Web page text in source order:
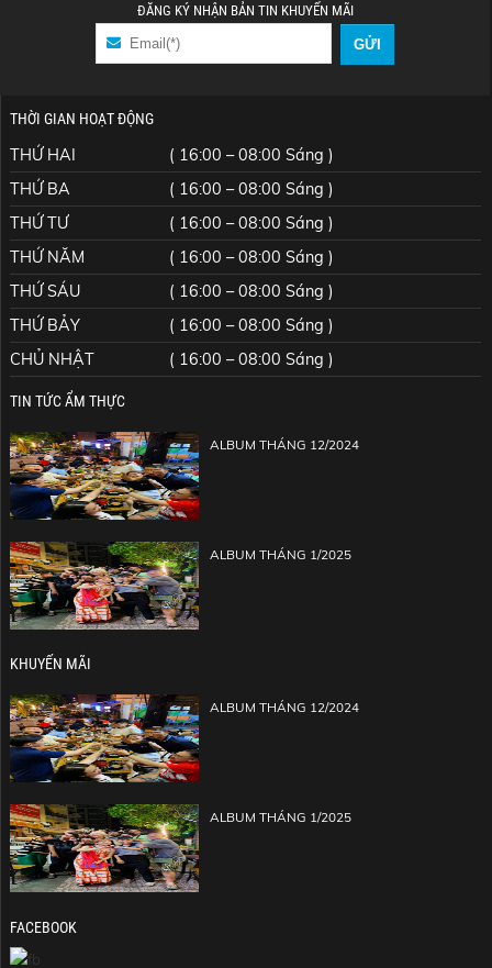
ĐĂNG KÝ NHẬN BẢN TIN KHUYẾN MÃI
THỜI GIAN HOẠT ĐỘNG
THỨ HAI
( 16:00 – 08:00 Sáng )
THỨ BA
( 16:00 – 08:00 Sáng )
THỨ TƯ
( 16:00 – 08:00 Sáng )
THỨ NĂM
( 16:00 – 08:00 Sáng )
THỨ SÁU
( 16:00 – 08:00 Sáng )
THỨ BẢY
( 16:00 – 08:00 Sáng )
CHỦ NHẬT
( 16:00 – 08:00 Sáng )
TIN TỨC ẨM THỰC
ALBUM THÁNG 12/2024
ALBUM THÁNG 1/2025
KHUYẾN MÃI
ALBUM THÁNG 12/2024
ALBUM THÁNG 1/2025
FACEBOOK